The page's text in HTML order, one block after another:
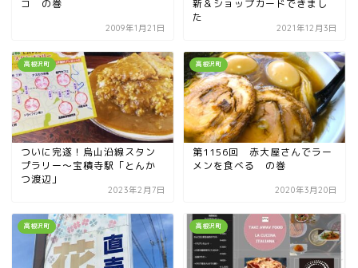
コ の巻
2009年1月21日
新＆ショップカードできまし
た
2021年12月3日
高根沢町
ついに完遂！烏山沿線スタン
プラリー〜宝積寺駅「とんか
つ渡辺」
2023年2月7日
高根沢町
第1156回 赤大屋さんでラー
メンを食べる の巻
2020年3月20日
高根沢町 高根沢町